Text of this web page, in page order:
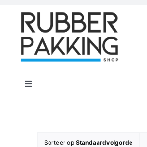
content
Toggle
Rubber ShopSorteer opStandaardvolgorde